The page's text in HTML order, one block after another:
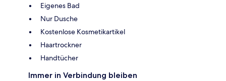
Eigenes Bad
Nur Dusche
Kostenlose Kosmetikartikel
Haartrockner
Handtücher
Immer in Verbindung bleiben